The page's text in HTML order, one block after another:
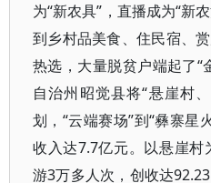
为“新农具”，直播成为“新
到乡村品美食、住民宿、
热选，大量脱贫户端起了“
自治州昭觉县将“悬崖村
划，“云端赛场”到“彝寨星
收入达7.7亿元。以悬崖村
游3万多人次，创收达